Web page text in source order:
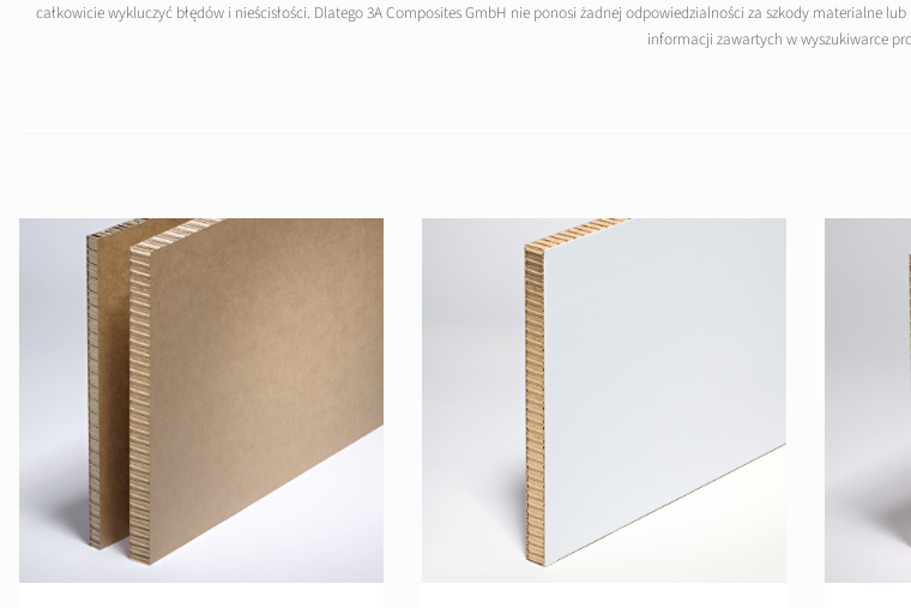
całkowicie wykluczyć błędów i nieścisłości. Dlatego 3A Composites GmbH nie ponosi żadnej odpowiedzialności za szkody
informacji zawartych w wyszukiwarce